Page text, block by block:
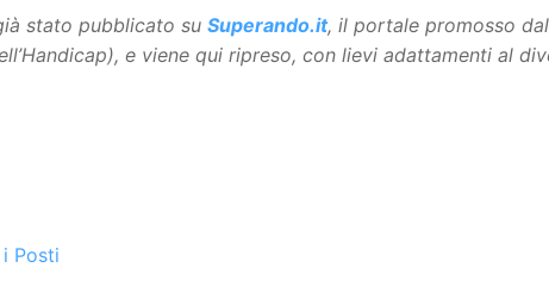
stato pubblicato su Superando.it, il portale promosso
e viene qui ripreso, con lievi adattamenti al
Posti